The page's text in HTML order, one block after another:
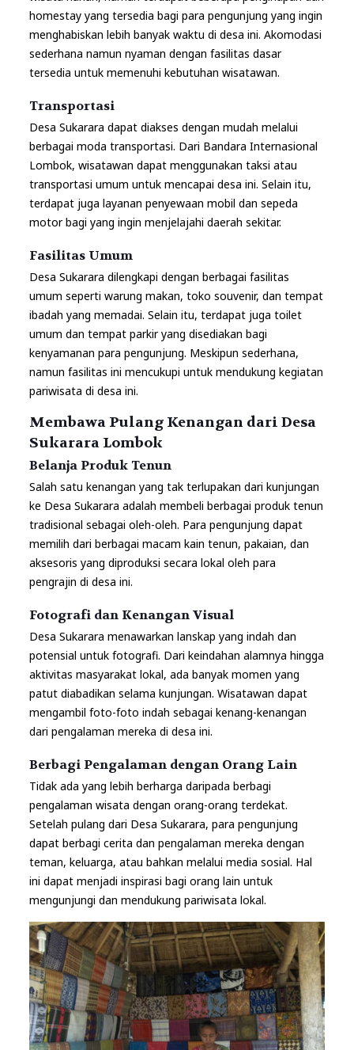
homestay yang tersedia bagi para pengunjung yang ingin
menghabiskan lebih banyak waktu di desa ini. Akomodasi
sederhana namun nyaman dengan fasilitas dasar
tersedia untuk memenuhi kebutuhan wisatawan.
Transportasi
Desa Sukarara dapat diakses dengan mudah melalui
berbagai moda transportasi. Dari Bandara Internasional
Lombok, wisatawan dapat menggunakan taksi atau
transportasi umum untuk mencapai desa ini. Selain itu,
terdapat juga layanan penyewaan mobil dan sepeda
motor bagi yang ingin menjelajahi daerah sekitar.
Fasilitas Umum
Desa Sukarara dilengkapi dengan berbagai fasilitas
umum seperti warung makan, toko souvenir, dan tempat
ibadah yang memadai. Selain itu, terdapat juga toilet
umum dan tempat parkir yang disediakan bagi
kenyamanan para pengunjung. Meskipun sederhana,
namun fasilitas ini mencukupi untuk mendukung kegiatan
pariwisata di desa ini.
Membawa Pulang Kenangan dari Desa
Sukarara Lombok
Belanja Produk Tenun
Salah satu kenangan yang tak terlupakan dari kunjungan
ke Desa Sukarara adalah membeli berbagai produk tenun
tradisional sebagai oleh-oleh. Para pengunjung dapat
memilih dari berbagai macam kain tenun, pakaian, dan
aksesoris yang diproduksi secara lokal oleh para
pengrajin di desa ini.
Fotografi dan Kenangan Visual
Desa Sukarara menawarkan lanskap yang indah dan
potensial untuk fotografi. Dari keindahan alamnya hingga
aktivitas masyarakat lokal, ada banyak momen yang
patut diabadikan selama kunjungan. Wisatawan dapat
mengambil foto-foto indah sebagai kenang-kenangan
dari pengalaman mereka di desa ini.
Berbagi Pengalaman dengan Orang Lain
Tidak ada yang lebih berharga daripada berbagi
pengalaman wisata dengan orang-orang terdekat.
Setelah pulang dari Desa Sukarara, para pengunjung
dapat berbagi cerita dan pengalaman mereka dengan
teman, keluarga, atau bahkan melalui media sosial. Hal
ini dapat menjadi inspirasi bagi orang lain untuk
mengunjungi dan mendukung pariwisata lokal.